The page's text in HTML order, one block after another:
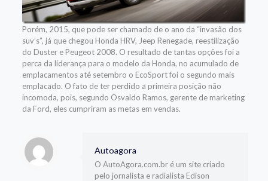
Porém, 2015, que pode ser chamado de o ano da “invasão dos
suv’s”, já que chegou Honda HRV, Jeep Renegade, reestilização
do Duster e Peugeot 2008. O resultado de tantas opções foi a
perca da liderança para o modelo da Honda, no acumulado de
emplacamentos até setembro o EcoSport foi o segundo mais
emplacado. O fato de ter perdido a primeira posição não
incomoda, pois, segundo Osvaldo Ramos, gerente de marketing
da Ford, eles cumpriram as metas em vendas.
Autoagora
O AutoAgora.com.br é um site criado
pelo jornalista e radialista Edison